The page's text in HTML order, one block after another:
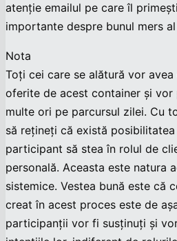
atenție emailul pe care îl
importante despre bunul mers
Nota
Toți cei care se alătură vor
oferite de acest container și vor
multe ori pe parcursul zilei. Cu
să rețineți că există
participant să stea în rolul de
personală. Aceasta este natura
sistemice. Vestea bună este că
creat în acest proces este de
participanții vor fi susținuți și